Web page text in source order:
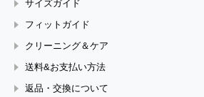
サイズガイド
フィットガイド
クリーニング＆ケア
送料&お支払い方法
返品・交換について